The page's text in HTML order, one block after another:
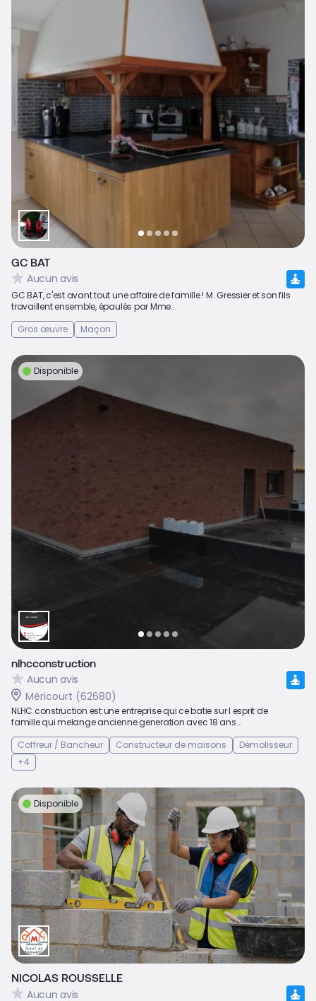
GC BAT
Aucun avis
GC BAT, c'est avant tout une affaire de famille ! M. Gressier et son fils
travaillent ensemble, épaulés par Mme...
Gros œuvre
Maçon
Disponible
nlhcconstruction
Aucun avis
Méricourt (62680)
NLHC construction est une entreprise qui ce batie sur l esprit de
famille qui melange ancienne generation avec 18 ans...
Coffreur / Bancheur
Constructeur de maisons
Démolisseur
+4
Disponible
NICOLAS ROUSSELLE
Aucun avis